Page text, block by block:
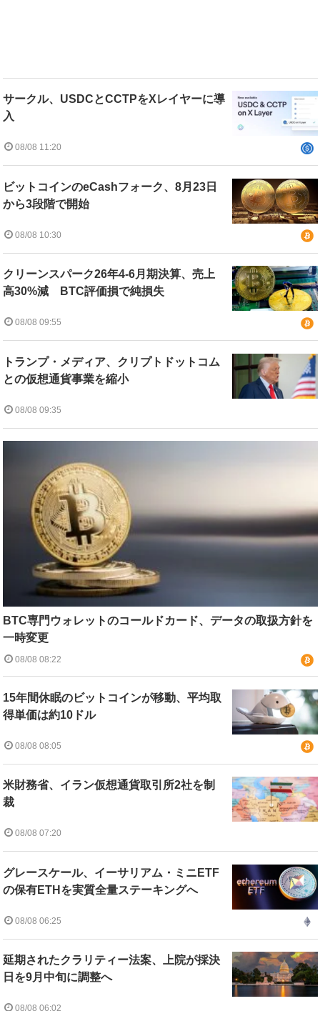
サークル、USDCとCCTPをXレイヤーに導
入
08/08 11:20
ビットコインのeCashフォーク、8月23日
から3段階で開始
08/08 10:30
クリーンスパーク26年4-6月期決算、売上
高30%減 BTC評価損で純損失
08/08 09:55
トランプ・メディア、クリプトドットコム
との仮想通貨事業を縮小
08/08 09:35
BTC専門ウォレットのコールドカード、データの取扱方針を
一時変更
08/08 08:22
15年間休眠のビットコインが移動、平均取
得単価は約10ドル
08/08 08:05
米財務省、イラン仮想通貨取引所2社を制
裁
08/08 07:20
グレースケール、イーサリアム・ミニETF
の保有ETHを実質全量ステーキングへ
08/08 06:25
延期されたクラリティー法案、上院が採決
日を9月中旬に調整へ
08/08 06:02